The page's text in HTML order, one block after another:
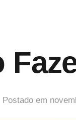
Postado em